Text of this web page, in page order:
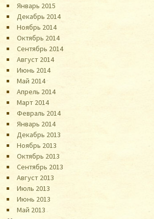
Январь 2015
Декабрь 2014
Ноябрь 2014
Октябрь 2014
Сентябрь 2014
Август 2014
Июнь 2014
Май 2014
Апрель 2014
Март 2014
Февраль 2014
Январь 2014
Декабрь 2013
Ноябрь 2013
Октябрь 2013
Сентябрь 2013
Август 2013
Июль 2013
Июнь 2013
Май 2013